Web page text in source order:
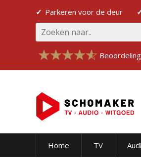
Parkeren voor de deur
Beoordeling
Home TV